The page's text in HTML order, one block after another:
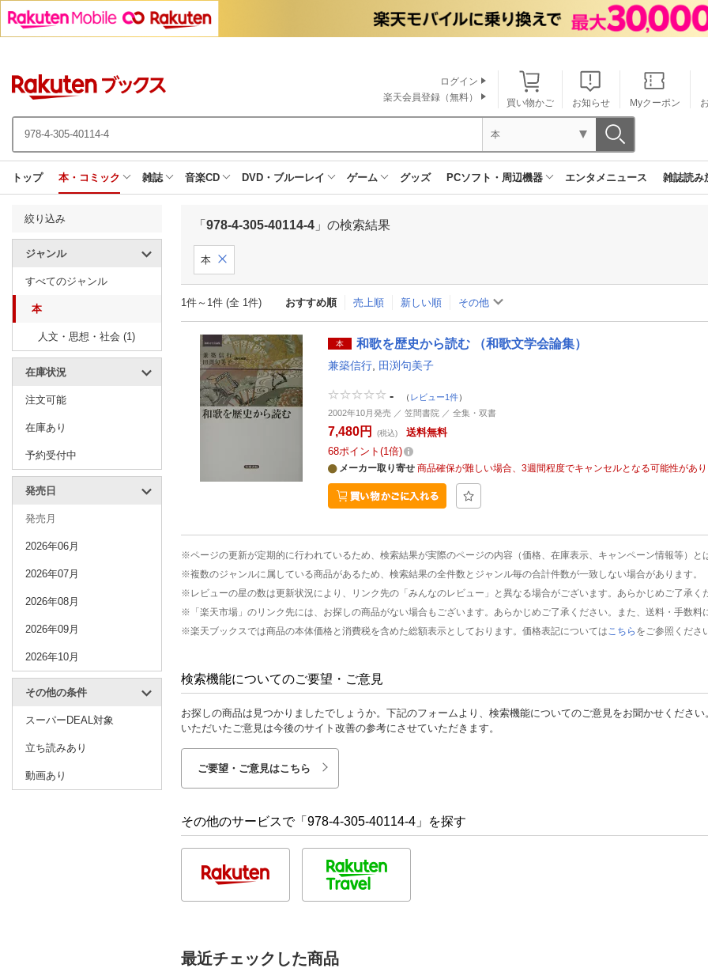
買い物かご お知らせ Myクーポン
ログイン
楽天会員登録（無料）
本
トップ 本・コミック 雑誌 音楽CD DVD・ブルーレイ ゲーム グッズ PCソフト・周辺機器 エンタメニュース 雑誌読み
絞り込み
ジャンル
すべてのジャンル
本
人文・思想・社会 (1)
在庫状況
注文可能
在庫あり
予約受付中
発売日
発売月
2026年06月
2026年07月
2026年08月
2026年09月
2026年10月
その他の条件
スーパーDEAL対象
立ち読みあり
動画あり
「 978-4-305-40114-4 」の検索結果
本
1件～1件 (全 1件) おすすめ順 売上順 新しい順 その他
本 和歌を歴史から読む （和歌文学会論集）
兼築信行 田渕句美子
- （ レビュー1件）
2002年10月発売 ／ 笠間書院 ／ 全集・双書
7,480円 (税込)
送料無料
68ポイント 1倍
メーカー取り寄せ 商品確保が難しい場合、3週間程度でキャンセルとなる可能性があり
※ページの更新が定期的に行われているため、検索結果が実際のページの内容（価格、在庫表示、キャンペーン情報等）と
※複数のジャンルに属している商品があるため、検索結果の全件数とジャンル毎の合計件数が一致しない場合があります。
※レビューの星の数は更新状況により、リンク先の「みんなのレビュー」と異なる場合がございます。あらかじめご了承く
※「楽天市場」のリンク先には、お探しの商品がない場合もございます。あらかじめご了承ください。また、送料・手数料
※楽天ブックスでは商品の本体価格と消費税を含めた総額表示としております。価格表記については こちら をご参照くださ
検索機能についてのご要望・ご意見
お探しの商品は見つかりましたでしょうか。下記のフォームより、検索機能についてのご意見をお聞かせください
いただいたご意見は今後のサイト改善の参考にさせていただきます。
ご要望・ご意見はこちら
その他のサービスで「978-4-305-40114-4」を探す
最近チェックした商品